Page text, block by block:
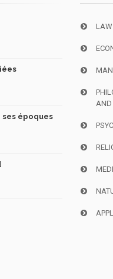
ses époques
LAW
AND